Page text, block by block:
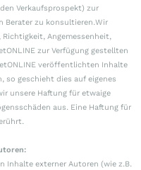
Verkaufsprospekt) zur
Berater zu konsultieren.Wir
Angemessenheit,
zur Verfügung gestellten
veröffentlichten Inhalte
so geschieht dies auf eigenes
unsere Haftung für etwaige
aus. Eine Haftung für
Inhalte externer Autoren (wie z.B.